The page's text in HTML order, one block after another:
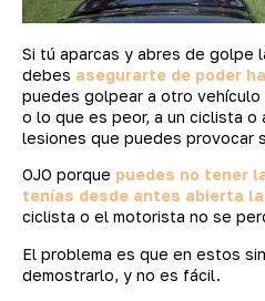
Si tú aparcas y abres de golpe
debes asegurarte de poder
puedes golpear a otro vehículo
o lo que es peor, a un ciclista o
lesiones que puedes provocar
OJO porque puedes no tener
tenías desde antes abierta
ciclista o el motorista no se
El problema es que en estos
demostrarlo, y no es fácil.